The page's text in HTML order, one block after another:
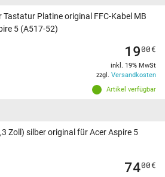
Tastatur Platine original FFC-Kabel MB
5 (A517-52)
Artikel verfügbar
1900€
inkl. 19% MwSt
zzgl. Versandkosten
Zoll) silber original für Acer Aspire 5
7400€